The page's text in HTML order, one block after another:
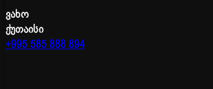
ვახო
ქუთაისი
+995 585 888 894